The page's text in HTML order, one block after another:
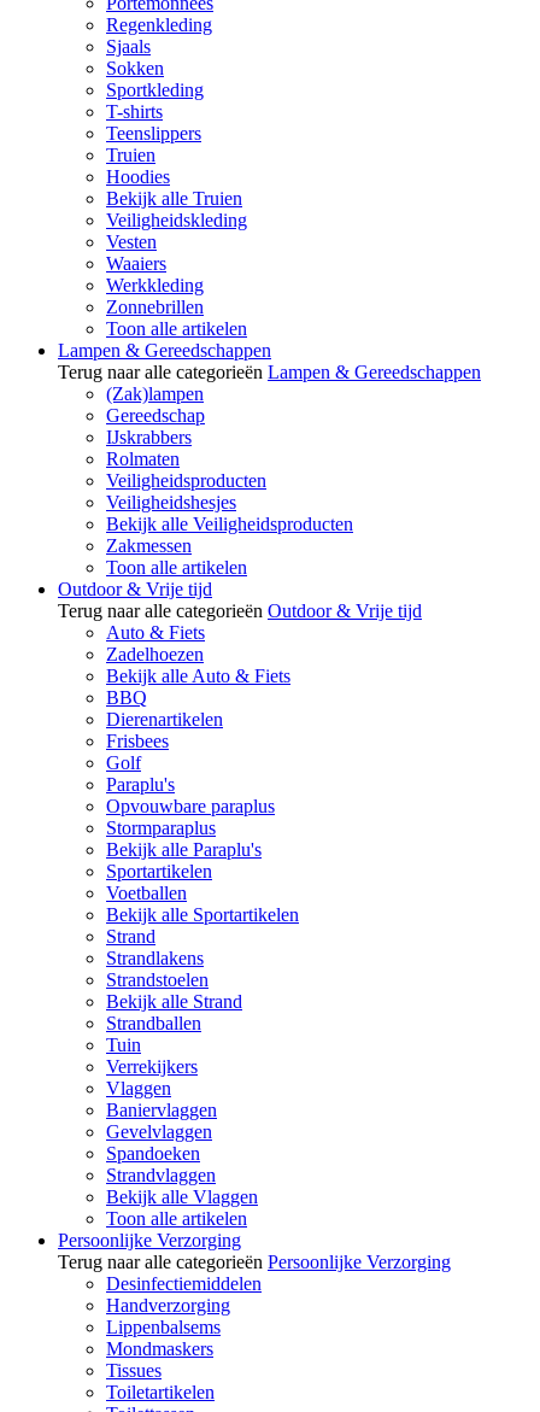
Regenkleding
Sjaals
Sokken
Sportkleding
T-shirts
Teenslippers
Truien
Hoodies
Bekijk alle Truien
Veiligheidskleding
Vesten
Waaiers
Werkkleding
Zonnebrillen
Toon alle artikelen
Lampen & Gereedschappen
Terug naar alle categorieën Lampen & Gereedschappen
(Zak)lampen
Gereedschap
IJskrabbers
Rolmaten
Veiligheidsproducten
Veiligheidshesjes
Bekijk alle Veiligheidsproducten
Zakmessen
Toon alle artikelen
Outdoor & Vrije tijd
Terug naar alle categorieën Outdoor & Vrije tijd
Auto & Fiets
Zadelhoezen
Bekijk alle Auto & Fiets
BBQ
Dierenartikelen
Frisbees
Golf
Paraplu's
Opvouwbare paraplus
Stormparaplus
Bekijk alle Paraplu's
Sportartikelen
Voetballen
Bekijk alle Sportartikelen
Strand
Strandlakens
Strandstoelen
Bekijk alle Strand
Strandballen
Tuin
Verrekijkers
Vlaggen
Baniervlaggen
Gevelvlaggen
Spandoeken
Strandvlaggen
Bekijk alle Vlaggen
Toon alle artikelen
Persoonlijke Verzorging
Terug naar alle categorieën Persoonlijke Verzorging
Desinfectiemiddelen
Handverzorging
Lippenbalsems
Mondmaskers
Tissues
Toiletartikelen